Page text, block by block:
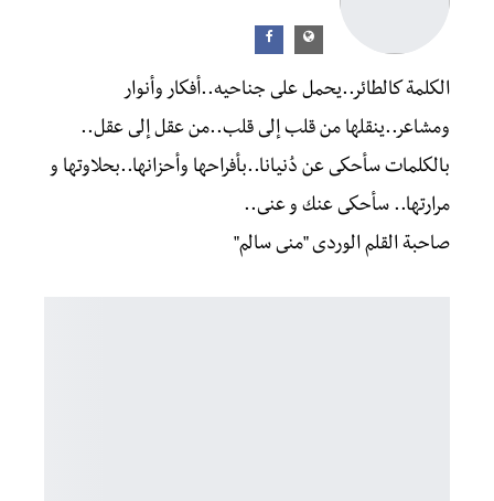
الكلمة كالطائر..يحمل على جناحيه..أفكار وأنوار
ومشاعر..ينقلها من قلب إلى قلب..من عقل إلى عقل..
بالكلمات سأحكى عن دُنيانا..بأفراحها وأحزانها..بحلاوتها و
مرارتها.. سأحكى عنك و عنى..
صاحبة القلم الوردى "منى سالم"